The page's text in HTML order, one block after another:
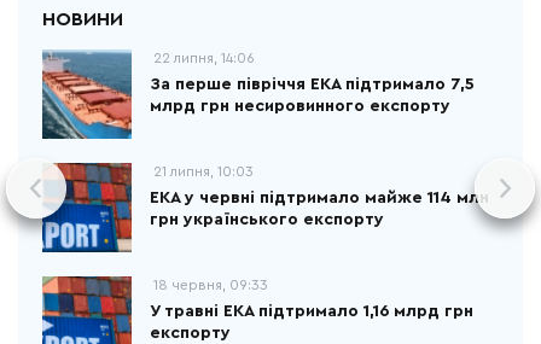
22 липня, 14:06
За перше півріччя ЕКА підтримало 7,5
млрд грн несировинного експорту
21 липня, 10:03
ЕКА у червні підтримало майже 114 млн
грн українського експорту
18 червня, 09:33
У травні ЕКА підтримало 1,16 млрд грн
експорту